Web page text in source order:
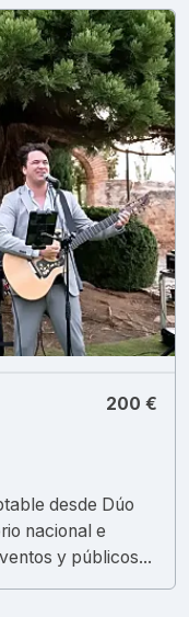
200 €
desde Dúo
nacional e
y públicos...